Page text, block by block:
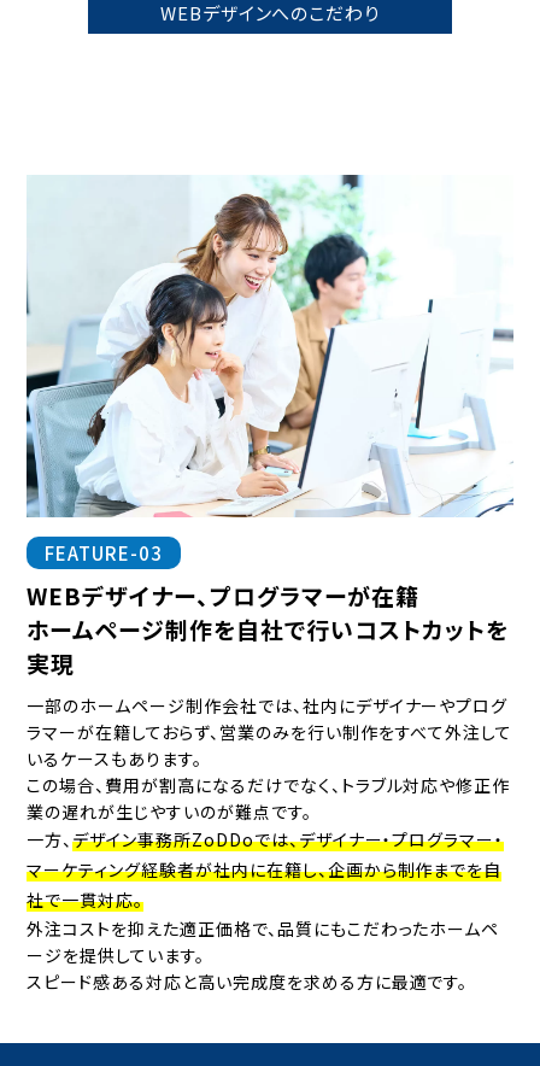
WEBデザインへのこだわり
FEATURE-03
WEBデザイナー、プログラマーが在籍
ホームページ制作を自社で行いコストカットを
実現
一部のホームページ制作会社では、社内にデザイナーやプログ
ラマーが在籍しておらず、営業のみを行い制作をすべて外注して
いるケースもあります。
この場合、費用が割高になるだけでなく、トラブル対応や修正作
業の遅れが生じやすいのが難点です。
一方、デザイン事務所ZoDDoでは、デザイナー・プログラマー・
マーケティング経験者が社内に在籍し、企画から制作までを自
社で一貫対応。
外注コストを抑えた適正価格で、品質にもこだわったホームペ
ージを提供しています。
スピード感ある対応と高い完成度を求める方に最適です。